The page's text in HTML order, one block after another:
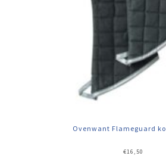
Ovenwant Flameguard
€16,50